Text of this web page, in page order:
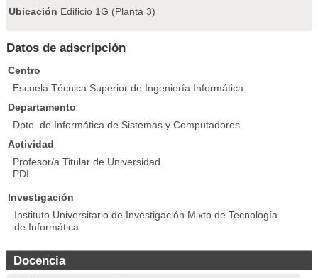
Ubicación Edificio 1G (Planta 3)
Datos de adscripción
Centro
Escuela Técnica Superior de Ingeniería Informática
Departamento
Dpto. de Informática de Sistemas y Computadores
Actividad
Profesor/a Titular de Universidad
PDI
Investigación
Instituto Universitario de Investigación Mixto de Tecnología
de Informática
Docencia